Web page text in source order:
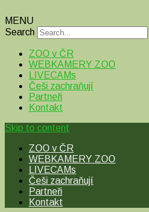
MENU
Search
ZOO v ČR
WEBKAMERY ZOO
LIVECAMs
Češi zachraňují
Partneři
Kontakt
Skip to content
ZOO v ČR
WEBKAMERY ZOO
LIVECAMs
Češi zachraňují
Partneři
Kontakt